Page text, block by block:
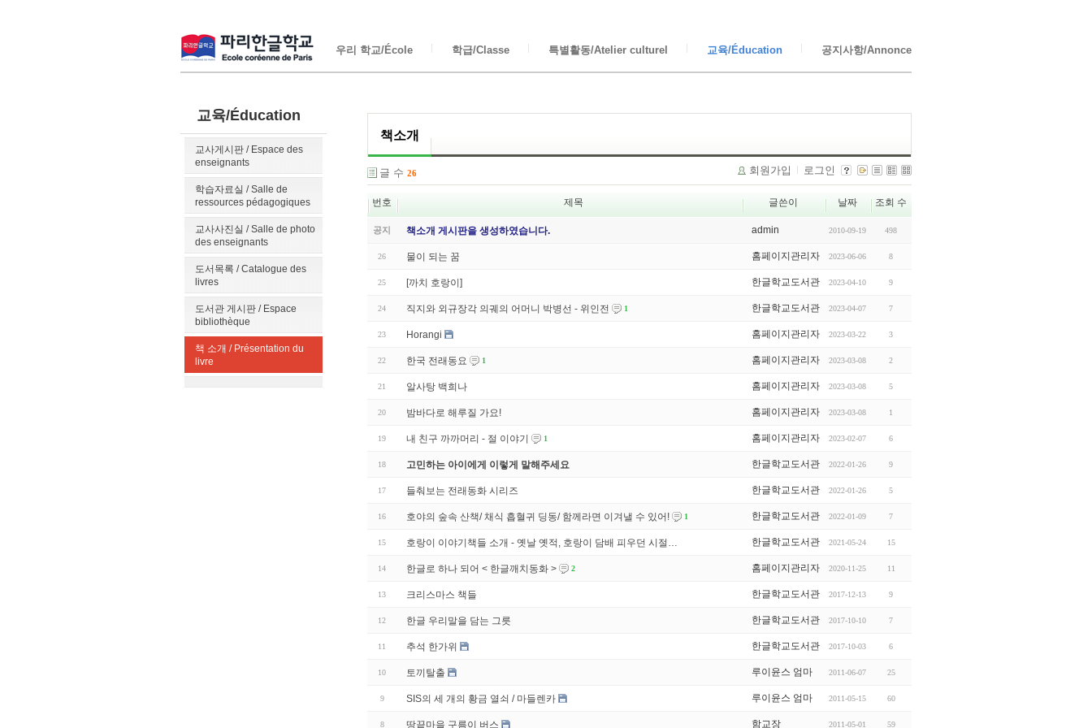
우리 학교/École 학급/Classe 특별활동/Atelier culturel 교육/Éducation 공지사항/Annonce
교육/Éducation
교사게시판 / Espace des
enseignants
학습자료실 / Salle de
ressources pédagogiques
교사사진실 / Salle de photo
des enseignants
도서목록 / Catalogue des
livres
도서관 게시판 / Espace
bibliothèque
책 소개 / Présentation du
livre
책소개
글 수 26 회원가입 로그인
번호 제목 글쓴이 날짜 조회 수
공지 책소개 게시판을 생성하였습니다. admin 2010-09-19 498
26 물이 되는 꿈 홈페이지관리자 2023-06-06 8
25 [까치 호랑이] 한글학교도서관 2023-04-10 9
24 직지와 외규장각 의궤의 어머니 박병선 - 위인전 1 한글학교도서관 2023-04-07 7
23 Horangi 홈페이지관리자 2023-03-22 3
22 한국 전래동요 1 홈페이지관리자 2023-03-08 2
21 알사탕 백희나 홈페이지관리자 2023-03-08 5
20 밤바다로 해루질 가요! 홈페이지관리자 2023-03-08 1
19 내 친구 까까머리 - 절 이야기 1 홈페이지관리자 2023-02-07 6
18 고민하는 아이에게 이렇게 말해주세요 한글학교도서관 2022-01-26 9
17 들춰보는 전래동화 시리즈 한글학교도서관 2022-01-26 5
16 호야의 숲속 산책/ 채식 흡혈귀 딩동/ 함께라면 이겨낼 수 있어! 1 한글학교도서관 2022-01-09 7
15 호랑이 이야기책들 소개 - 옛날 옛적, 호랑이 담배 피우던 시절… 한글학교도서관 2021-05-24 15
14 한글로 하나 되어 < 한글깨치동화 > 2 홈페이지관리자 2020-11-25 11
13 크리스마스 책들 한글학교도서관 2017-12-13 9
12 한글 우리말을 담는 그릇 한글학교도서관 2017-10-10 7
11 추석 한가위 한글학교도서관 2017-10-03 6
10 토끼탈출 루이윤스 엄마 2011-06-07 25
9 SIS의 세 개의 황금 열쇠 / 마들렌카 루이윤스 엄마 2011-05-15 60
8 땅끝마을 구름이 버스 함교장 2011-05-01 59